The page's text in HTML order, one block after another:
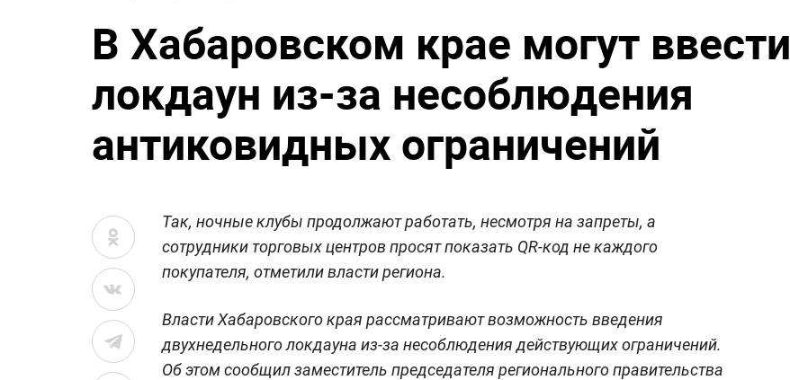
В Хабаровском крае могут ввести
локдаун из-за несоблюдения
антиковидных ограничений
Так, ночные клубы продолжают работать, несмотря на запреты, а
сотрудники торговых центров просят показать QR-код не каждого
покупателя, отметили власти региона.
Власти Хабаровского края рассматривают возможность введения
двухнедельного локдауна из-за несоблюдения действующих ограничений.
Об этом сообщил заместитель председателя регионального правительства